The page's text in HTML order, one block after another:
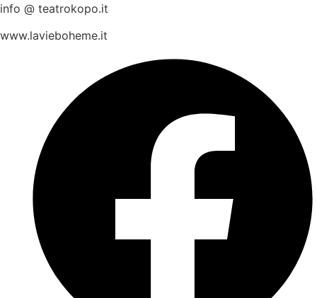
info @ teatrokopo.it
www.lavieboheme.it